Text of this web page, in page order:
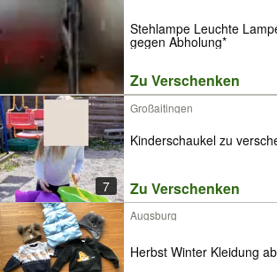
Stehlampe Leuchte
gegen Abholung*
Zu Verschenken
7
Großaitingen
Kinderschaukel zu
Zu Verschenken
Augsburg
Herbst Winter Kleidung